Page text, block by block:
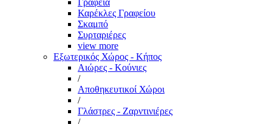
Γραφεία
Καρέκλες Γραφείου
Σκαμπό
Συρταριέρες
view more
Εξωτερικός Χώρος - Κήπος
Αιώρες - Κούνιες
/
Αποθηκευτικοί Χώροι
/
Γλάστρες - Ζαρντινιέρες
/